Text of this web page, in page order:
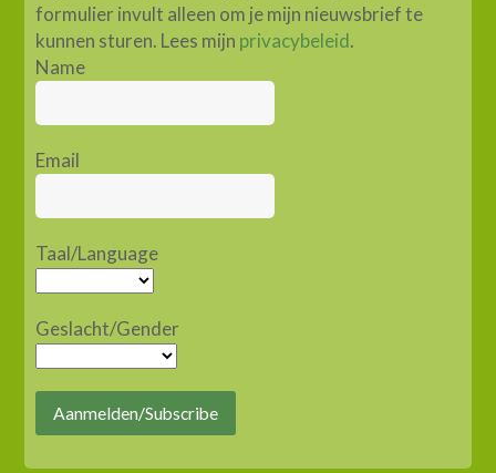
formulier invult alleen om je mijn nieuwsbrief te
kunnen sturen. Lees mijn privacybeleid.
Name
Email
Taal/Language
Geslacht/Gender
Aanmelden/Subscribe